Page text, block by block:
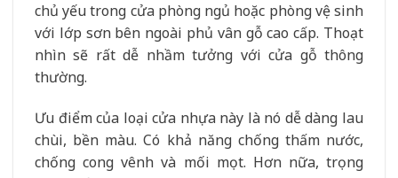
chủ yếu trong cửa phòng ngủ hoặc phòng vệ sinh
với lớp sơn bên ngoài phủ vân gỗ cao cấp. Thoạt
nhìn sẽ rất dễ nhầm tưởng với cửa gỗ thông
thường.
Ưu điểm của loại cửa nhựa này là nó dễ dàng lau
chùi, bền màu. Có khả năng chống thấm nước,
chống cong vênh và mối mọt. Hơn nữa, trọng